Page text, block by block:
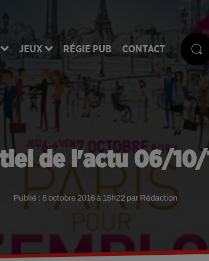
JEUX RÉGIE PUB CONTACT
de l'actu 06/10/
Publié : 6 octobre 2016 à 15h22 par Rédaction